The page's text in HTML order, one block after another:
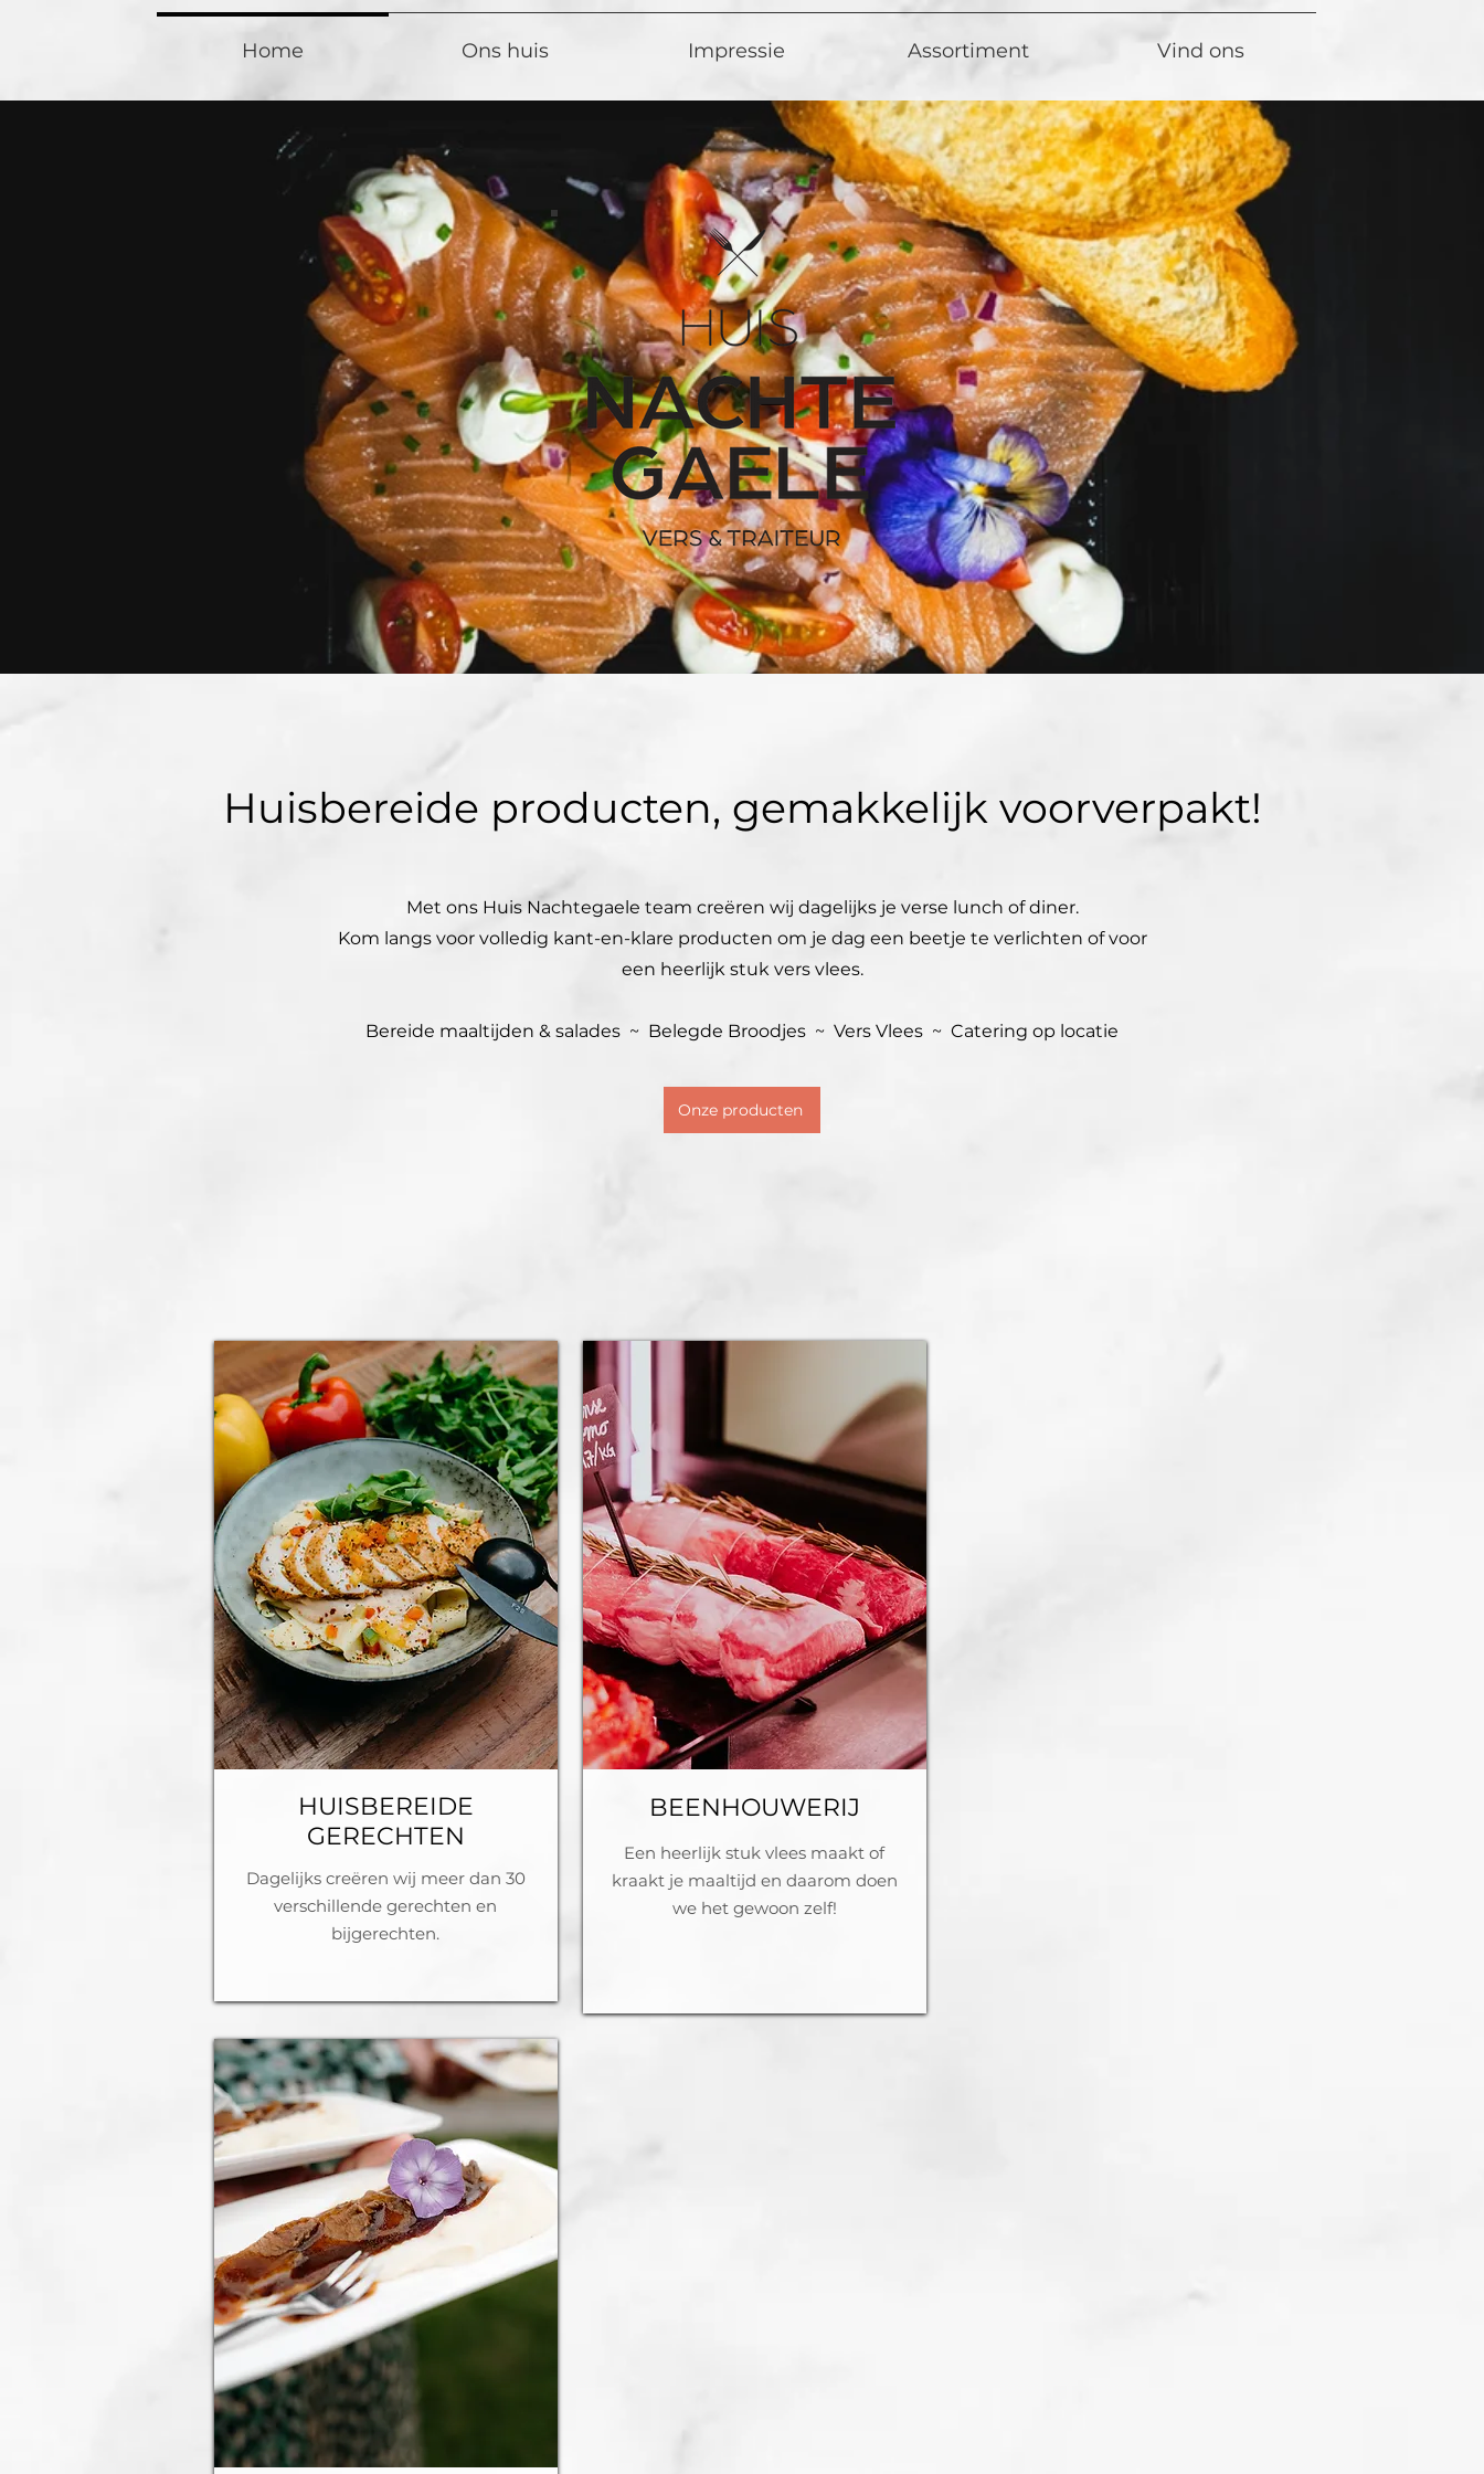
Home Ons huis Impressie Assortiment Vind ons
Huisbereide producten, gemakkelijk voorverpakt!
Met ons Huis Nachtegaele team creëren wij dagelijks je verse lunch of diner.
Kom langs voor volledig kant-en-klare producten om je dag een beetje te verlichten of voor
een heerlijk stuk vers vlees.
Bereide maaltijden & salades ~ Belegde Broodjes ~ Vers Vlees ~ Catering op locatie
Onze producten
HUISBEREIDE
GERECHTEN
Dagelijks creëren wij meer dan 30
verschillende gerechten en
bijgerechten.
BEENHOUWERIJ
Een heerlijk stuk vlees maakt of
kraakt je maaltijd en daarom doen
we het gewoon zelf!